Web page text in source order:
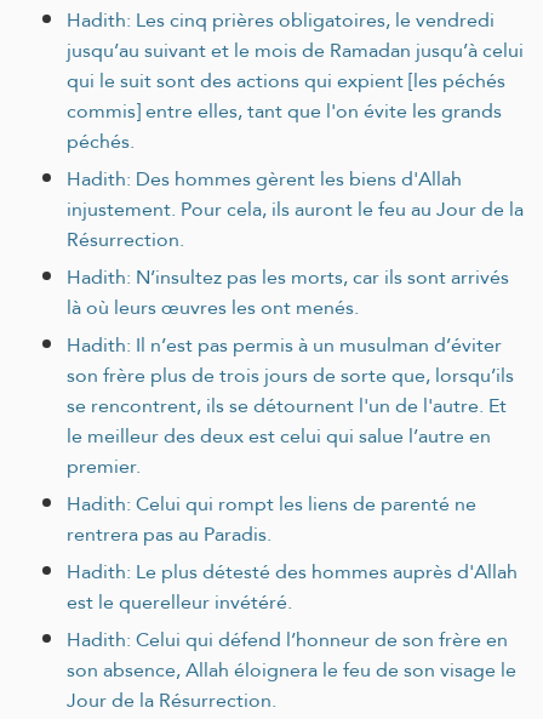
Hadith: Les cinq prières obligatoires, le vendredi
jusqu’au suivant et le mois de Ramadan jusqu’à celui
qui le suit sont des actions qui expient [les péchés
commis] entre elles, tant que l'on évite les grands
péchés.
Hadith: Des hommes gèrent les biens d'Allah
injustement. Pour cela, ils auront le feu au Jour de la
Résurrection.
Hadith: N’insultez pas les morts, car ils sont arrivés
là où leurs œuvres les ont menés.
Hadith: Il n’est pas permis à un musulman d’éviter
son frère plus de trois jours de sorte que, lorsqu’ils
se rencontrent, ils se détournent l'un de l'autre. Et
le meilleur des deux est celui qui salue l’autre en
premier.
Hadith: Celui qui rompt les liens de parenté ne
rentrera pas au Paradis.
Hadith: Le plus détesté des hommes auprès d'Allah
est le querelleur invétéré.
Hadith: Celui qui défend l’honneur de son frère en
son absence, Allah éloignera le feu de son visage le
Jour de la Résurrection.